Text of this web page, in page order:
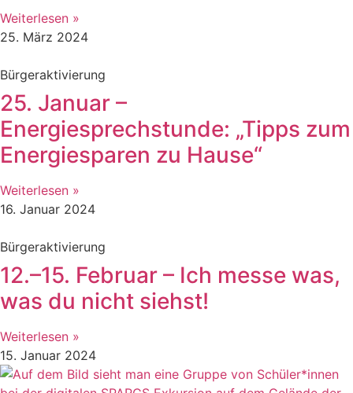
Weiterlesen »
25. März 2024
Bürgeraktivierung
25. Januar –
Energiesprechstunde: „Tipps zum
Energiesparen zu Hause“
Weiterlesen »
16. Januar 2024
Bürgeraktivierung
12.–15. Februar – Ich messe was,
was du nicht siehst!
Weiterlesen »
15. Januar 2024